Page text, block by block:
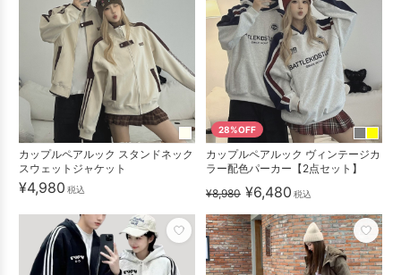
カップルペアルック スタンドネック
スウェットジャケット
¥4,980 税込
28%OFF
カップルペアルック ヴィンテージカ
ラー配色パーカー【2点セット】
¥8,980 ¥6,480 税込